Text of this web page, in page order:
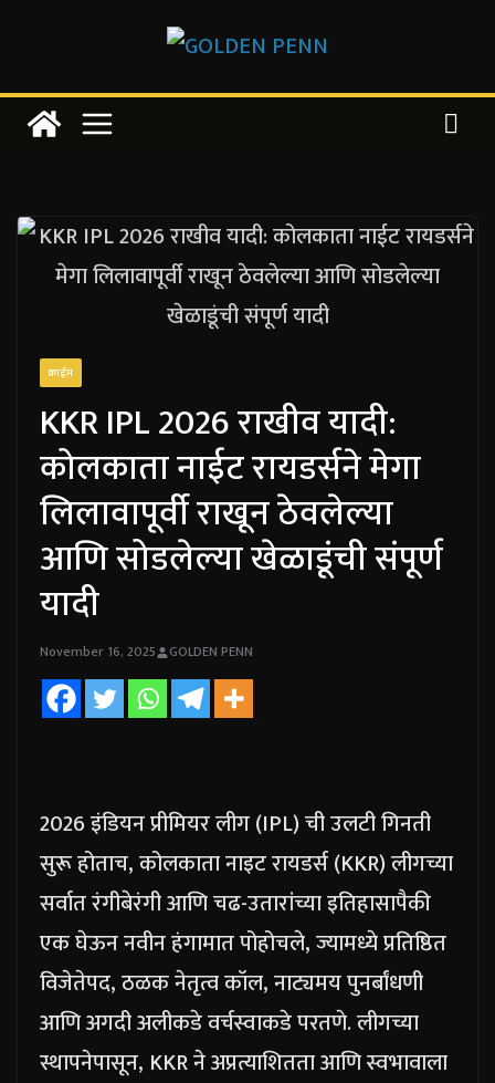
content
क्राईम
KKR IPL 2026 राखीव यादी:
कोलकाता नाईट रायडर्सने मेगा
लिलावापूर्वी राखून ठेवलेल्या
आणि सोडलेल्या खेळाडूंची संपूर्ण
यादी
November 16, 2025 GOLDEN PENN
2026 इंडियन प्रीमियर लीग (IPL) ची उलटी गिनती
सुरू होताच, कोलकाता नाइट रायडर्स (KKR) लीगच्या
सर्वात रंगीबेरंगी आणि चढ-उतारांच्या इतिहासापैकी
एक घेऊन नवीन हंगामात पोहोचले, ज्यामध्ये प्रतिष्ठित
विजेतेपद, ठळक नेतृत्व कॉल, नाट्यमय पुनर्बांधणी
आणि अगदी अलीकडे वर्चस्वाकडे परतणे.लीगच्या
स्थापनेपासून, KKR ने अप्रत्याशितता आणि स्वभावाला